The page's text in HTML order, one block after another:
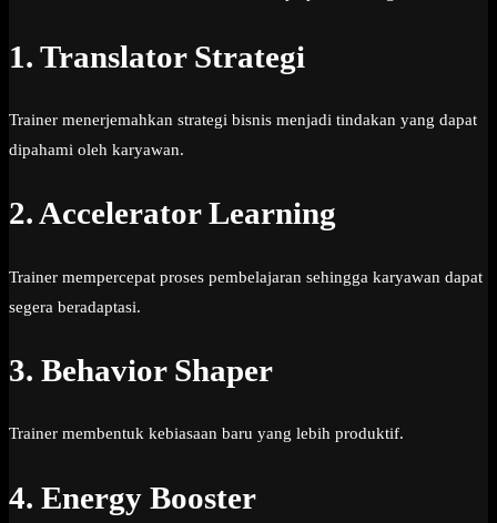
1. Translator Strategi
Trainer menerjemahkan strategi bisnis menjadi tindakan yang dapat
dipahami oleh karyawan.
2. Accelerator Learning
Trainer mempercepat proses pembelajaran sehingga karyawan dapat
segera beradaptasi.
3. Behavior Shaper
Trainer membentuk kebiasaan baru yang lebih produktif.
4. Energy Booster